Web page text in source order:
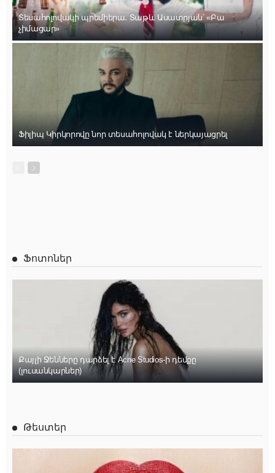
Տեսահոլովակի պրեմիերա․ Տաթև Ասատրյան՝ «Բա
չիմացար»
Ֆիլիպ Կիրկորովը նոր տեսահոլովակ է ներկայացրել
Ֆոտոներ
Քայլի Ջենները դարձել է Acne Studios-ի դեմքը
(լուսանկարներ)
Թեստեր